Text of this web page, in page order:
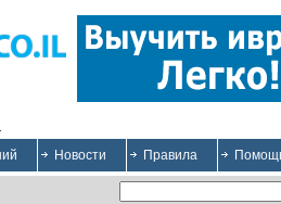
Новости Правила